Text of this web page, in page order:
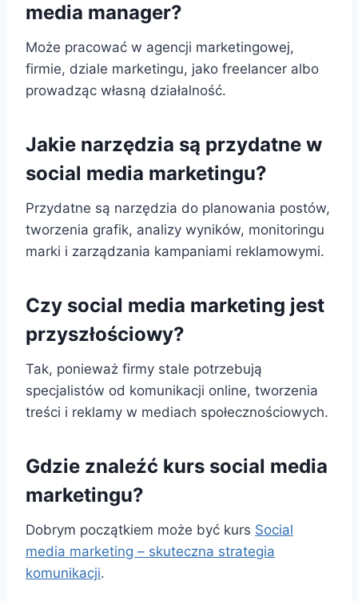
media manager?
Może pracować w agencji marketingowej,
firmie, dziale marketingu, jako freelancer albo
prowadząc własną działalność.
Jakie narzędzia są przydatne w
social media marketingu?
Przydatne są narzędzia do planowania postów,
tworzenia grafik, analizy wyników, monitoringu
marki i zarządzania kampaniami reklamowymi.
Czy social media marketing jest
przyszłościowy?
Tak, ponieważ firmy stale potrzebują
specjalistów od komunikacji online, tworzenia
treści i reklamy w mediach społecznościowych.
Gdzie znaleźć kurs social media
marketingu?
Dobrym początkiem może być kurs Social
media marketing – skuteczna strategia
komunikacji.